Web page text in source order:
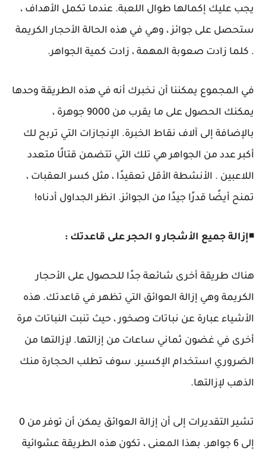
يجب عليك إكمالها طوال اللعبة. عندما تكمل الأهداف ،
ستحصل على جوائز ، وهي في هذه الحالة الأحجار الكريمة
. كلما زادت صعوبة المهمة ، زادت كمية الجواهر.
في المجموع يمكننا أن نخبرك أنه في هذه الطريقة وحدها
يمكنك الحصول على ما يقرب من 9000 جوهرة ،
بالإضافة إلى آلاف نقاط الخبرة. الإنجازات التي تربح لك
أكبر عدد من الجواهر هي تلك التي تتضمن قتالًا متعدد
اللاعبين . الأنشطة الأقل تعقيدًا ، مثل كسر العقبات ،
تمنح أيضًا قدرًا جيدًا من الجوائز. انظر الجداول أدناه!
◾إزالة جميع الأشجار و الحجر على قاعدتك :
هناك طريقة أخرى شائعة جدًا للحصول على الأحجار
الكريمة وهي إزالة العوائق التي تظهر في قاعدتك. هذه
الأشياء عبارة عن نباتات وصخور ، حيث تنبت النباتات مرة
أخرى في غضون ثماني ساعات من إزالتها. لإزالتها من
الضروري استخدام الإكسير. سوف تطلب الحجارة منك
الذهب لإزالتها.
تشير التقديرات إلى أن إزالة العوائق يمكن أن توفر من 0
إلى 6 جواهر. بهذا المعنى ، تكون هذه الطريقة عشوائية